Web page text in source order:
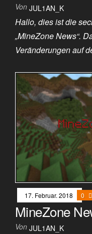
Von JUL1AN_K
Hallo, dies ist die
„MineZone News“.
Veränderungen auf
17. Februar. 2018 0
MineZone
Von JUL1AN_K